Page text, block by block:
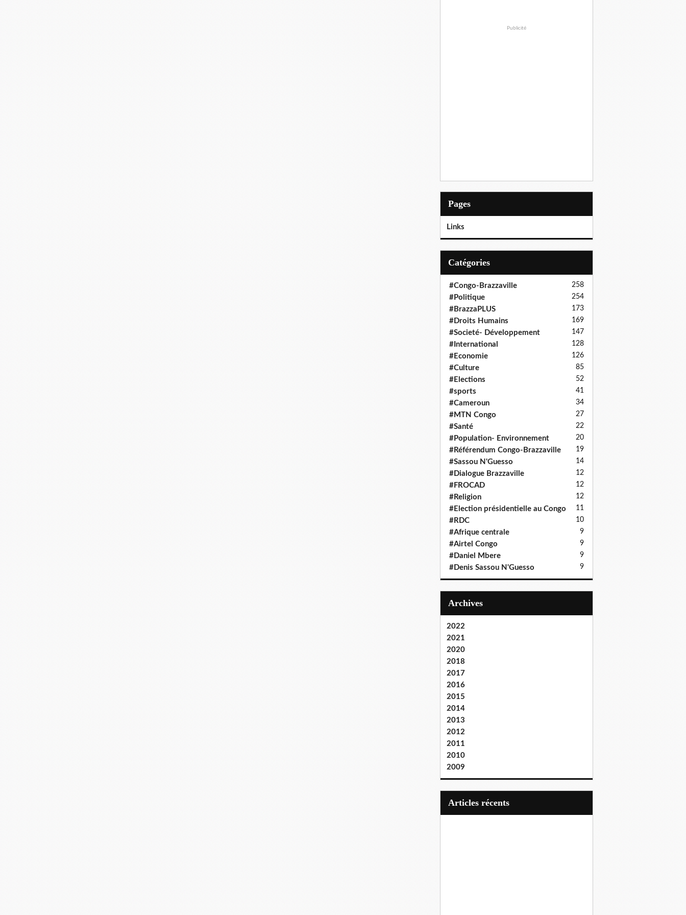
Publicité
Pages
Links
Catégories
#Congo-Brazzaville 258
#Politique 254
#BrazzaPLUS 173
#Droits Humains 169
#Societé- Développement 147
#International 128
#Economie 126
#Culture 85
#Elections 52
#sports 41
#Cameroun 34
#MTN Congo 27
#Santé 22
#Population- Environnement 20
#Référendum Congo-Brazzaville 19
#Sassou N'Guesso 14
#Dialogue Brazzaville 12
#FROCAD 12
#Religion 12
#Election présidentielle au Congo 11
#RDC 10
#Afrique centrale 9
#Airtel Congo 9
#Daniel Mbere 9
#Denis Sassou N'Guesso 9
Archives
2022
2021
2020
2018
2017
2016
2015
2014
2013
2012
2011
2010
2009
articles récents